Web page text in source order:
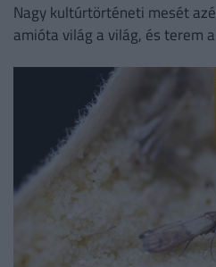
Nagy kultúrtörténeti mesét
amióta világ a világ, és terem